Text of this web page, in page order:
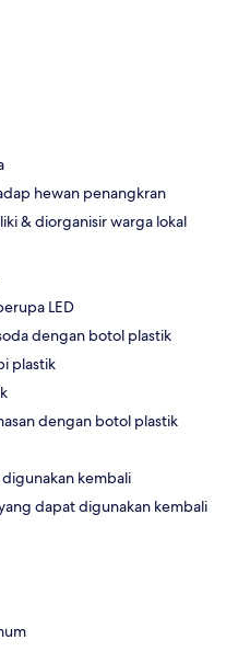
hewan penangkran
& diorganisir warga lokal
LED
dengan botol plastik
plastik
dengan botol plastik
kembali
dapat digunakan kembali